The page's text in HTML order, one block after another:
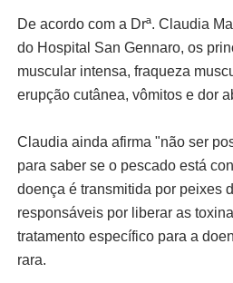
De acordo com a Drª. Claudia
do Hospital San Gennaro, os
muscular intensa, fraqueza
erupção cutânea, vômitos e dor
Claudia ainda afirma "não ser
para saber se o pescado está
doença é transmitida por peixes
responsáveis por liberar as
tratamento específico para a
rara.